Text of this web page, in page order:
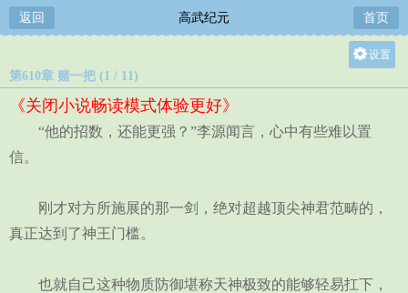
返回 高武纪元 首页
设置
中
第610章 赌一把 (1 / 11)
《关闭小说畅读模式体验更好》
“他的招数，还能更强？”李源闻言，心中有些难以置
信。
刚才对方所施展的那一剑，绝对超越顶尖神君范畴的，
真正达到了神王门槛。
也就自己这种物质防御堪称天神极致的能够轻易扛下，